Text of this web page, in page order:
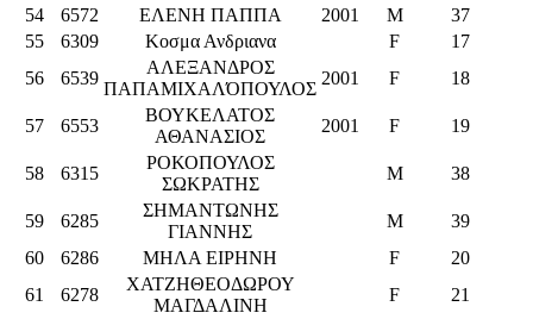
54
6572 ΕΛΕΝΗ ΠΑΠΠΑ 2001 M
37
55
6309 Κοσμα Ανδριανα F
17
56
6539
ΑΛΕΞΑΝΔΡΟΣ
ΠΑΠΑΜΙΧΑΛΌΠΟΥΛΟΣ
2001 F 18
57 6553
ΒΟΥΚΕΛΑΤΟΣ
ΑΘΑΝΑΣΙΟΣ
2001 F 19
58 6315
ΡΟΚΟΠΟΥΛΟΣ
ΣΩΚΡΑΤΗΣ
M 38
59 6285
ΣΗΜΑΝΤΩΝΗΣ
ΓΙΑΝΝΗΣ
M
39
60
6286 ΜΗΛΑ ΕΙΡΗΝΗ F
20
61
6278
ΧΑΤΖΗΘΕΟΔΩΡΟΥ
ΜΑΓΔΑΛΙΝΗ
F 21